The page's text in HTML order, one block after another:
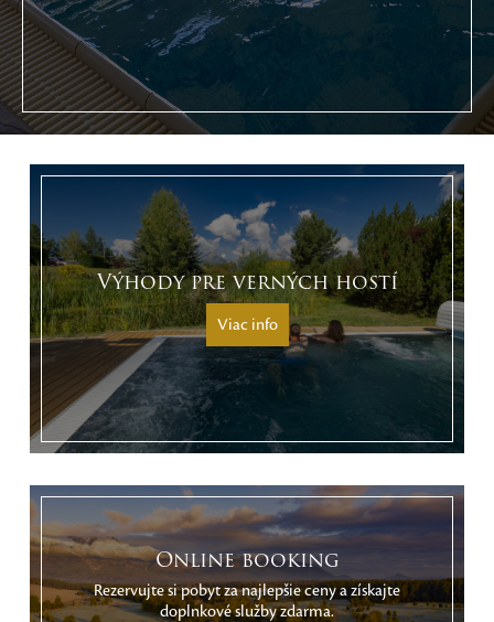
Výhody pre verných hostí
Viac info
Online booking
Rezervujte si pobyt za najlepšie ceny a získajte
doplnkové služby zdarma.